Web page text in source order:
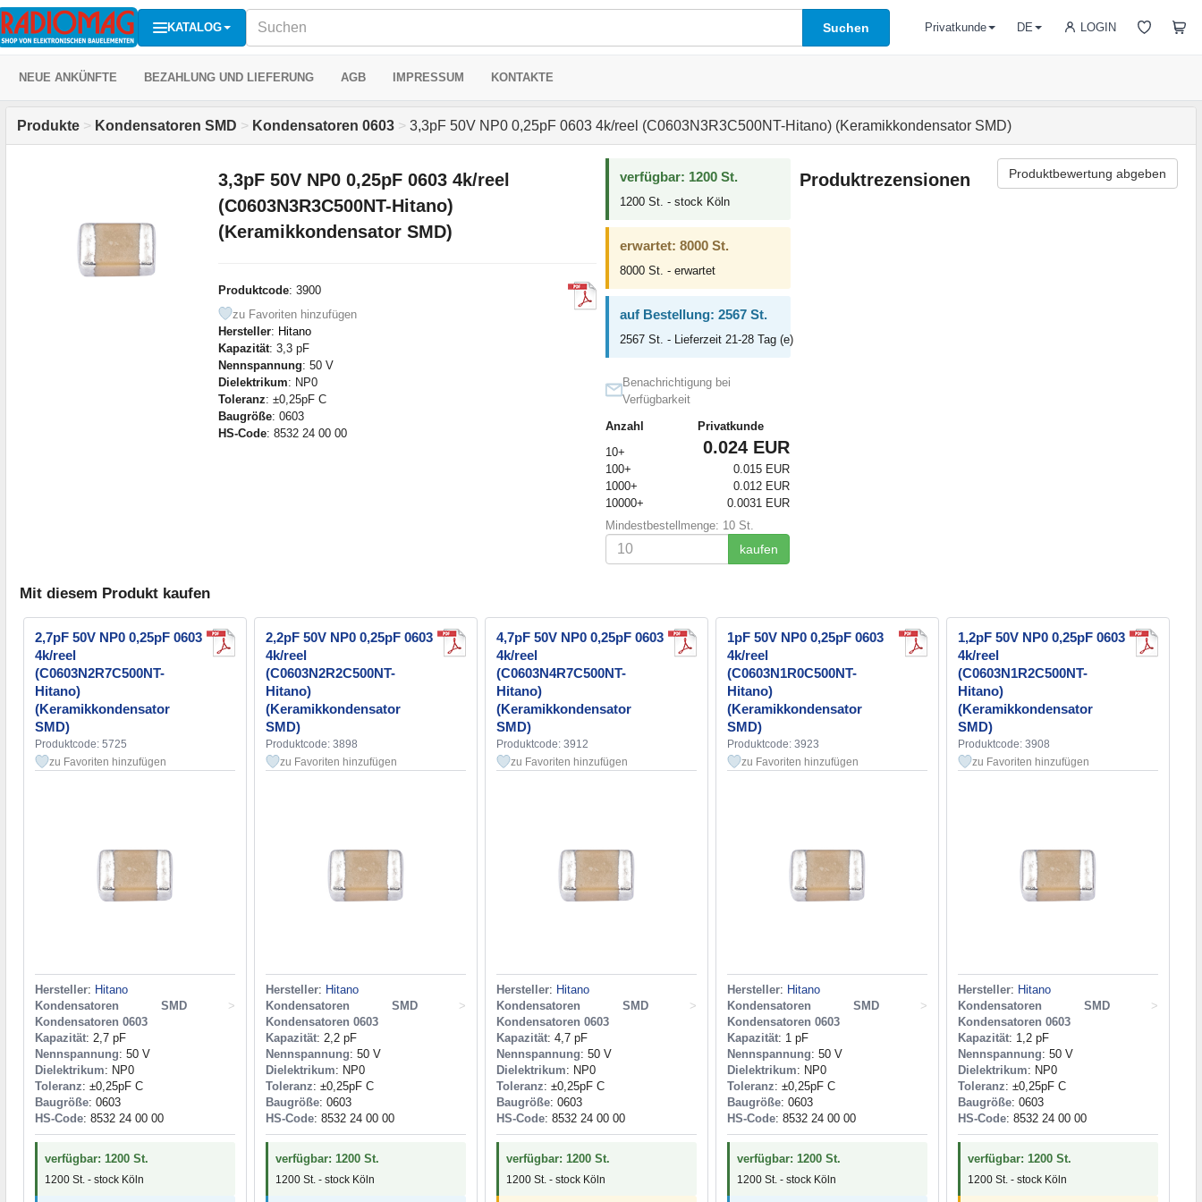
KATALOG Suchen LOGIN
Privatkunde DE
NEUE ANKÜNFTE BEZAHLUNG UND LIEFERUNG AGB IMPRESSUM KONTAKTE
Produkte > Kondensatoren SMD > Kondensatoren 0603 > 3,3pF 50V NP0 0,25pF 0603 4k/reel (C0603N3R3C500NT-Hitano) (Keramikkondensator SMD)
3,3pF 50V NP0 0,25pF 0603 4k/reel
(C0603N3R3C500NT-Hitano)
(Keramikkondensator SMD)
Produktcode: 3900
zu Favoriten hinzufügen
Hersteller: Hitano
Kapazität: 3,3 pF
Nennspannung: 50 V
Dielektrikum: NP0
Toleranz: ±0,25pF C
Baugröße: 0603
HS-Code: 8532 24 00 00
verfügbar: 1200 St.
1200 St. - stock Köln
erwartet: 8000 St.
8000 St. - erwartet
auf Bestellung: 2567 St.
2567 St. - Lieferzeit 21-28 Tag (e)
Benachrichtigung bei
Verfügbarkeit
Anzahl
Privatkunde
10+
0.024 EUR
100+
0.015 EUR
1000+
0.012 EUR
10000+
0.0031 EUR
Mindestbestellmenge: 10 St.
kaufen
Produktrezensionen Produktbewertung abgeben
Mit diesem Produkt kaufen
2,7pF 50V NP0 0,25pF 0603
4k/reel
(C0603N2R7C500NT-
Hitano)
(Keramikkondensator
SMD)
Produktcode: 5725
zu Favoriten hinzufügen
Hersteller: Hitano
Kondensatoren SMD
>
Kondensatoren 0603
Kapazität: 2,7 pF
Nennspannung: 50 V
Dielektrikum: NP0
Toleranz: ±0,25pF C
Baugröße: 0603
HS-Code: 8532 24 00 00
verfügbar: 1200 St.
1200 St. - stock Köln
2,2pF 50V NP0 0,25pF 0603
4k/reel
(C0603N2R2C500NT-
Hitano)
(Keramikkondensator
SMD)
Produktcode: 3898
zu Favoriten hinzufügen
Hersteller: Hitano
Kondensatoren SMD
>
Kondensatoren 0603
Kapazität: 2,2 pF
Nennspannung: 50 V
Dielektrikum: NP0
Toleranz: ±0,25pF C
Baugröße: 0603
HS-Code: 8532 24 00 00
verfügbar: 1200 St.
1200 St. - stock Köln
4,7pF 50V NP0 0,25pF 0603
4k/reel
(C0603N4R7C500NT-
Hitano)
(Keramikkondensator
SMD)
Produktcode: 3912
zu Favoriten hinzufügen
Hersteller: Hitano
Kondensatoren SMD
>
Kondensatoren 0603
Kapazität: 4,7 pF
Nennspannung: 50 V
Dielektrikum: NP0
Toleranz: ±0,25pF C
Baugröße: 0603
HS-Code: 8532 24 00 00
verfügbar: 1200 St.
1200 St. - stock Köln
1pF 50V NP0 0,25pF 0603
4k/reel
(C0603N1R0C500NT-
Hitano)
(Keramikkondensator
SMD)
Produktcode: 3923
zu Favoriten hinzufügen
Hersteller: Hitano
Kondensatoren SMD
>
Kondensatoren 0603
Kapazität: 1 pF
Nennspannung: 50 V
Dielektrikum: NP0
Toleranz: ±0,25pF C
Baugröße: 0603
HS-Code: 8532 24 00 00
verfügbar: 1200 St.
1200 St. - stock Köln
1,2pF 50V NP0 0,25pF 0603
4k/reel
(C0603N1R2C500NT-
Hitano)
(Keramikkondensator
SMD)
Produktcode: 3908
zu Favoriten hinzufügen
Hersteller: Hitano
Kondensatoren SMD
>
Kondensatoren 0603
Kapazität: 1,2 pF
Nennspannung: 50 V
Dielektrikum: NP0
Toleranz: ±0,25pF C
Baugröße: 0603
HS-Code: 8532 24 00 00
verfügbar: 1200 St.
1200 St. - stock Köln